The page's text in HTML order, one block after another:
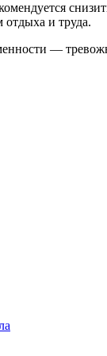
отдыха и труда.
—